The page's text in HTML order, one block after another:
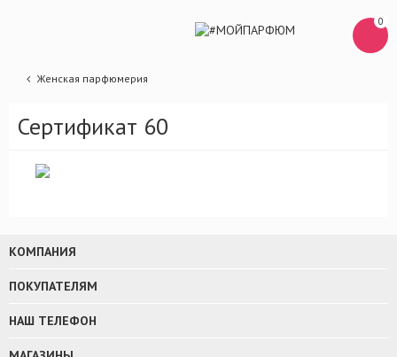
0
Женская парфюмерия
Сертификат 60
КОМПАНИЯ
ПОКУПАТЕЛЯМ
НАШ ТЕЛЕФОН